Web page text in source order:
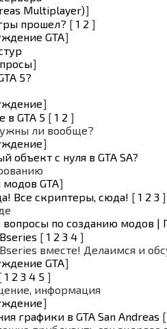
Multiplayer)]
прошел? [ 1 2 ]
GTA]
]
5?
]
в GTA 5 [ 1 2 ]
ли вообще?
]
объект с нуля в GTA SA?
GTA]
Все скриптеры, сюда! [ 1 2 3 ]
по созданию модов |
[ 1 2 3 4 ]
вместе! Делаимся и
GTA]
1 2 3 4 5 ]
информация
]
графики в GTA San Andreas [